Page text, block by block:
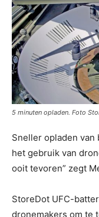
5 minuten opladen. Foto
Sneller opladen van
het gebruik van
ooit tevoren” zegt
StoreDot UFC-
dronemakers om te